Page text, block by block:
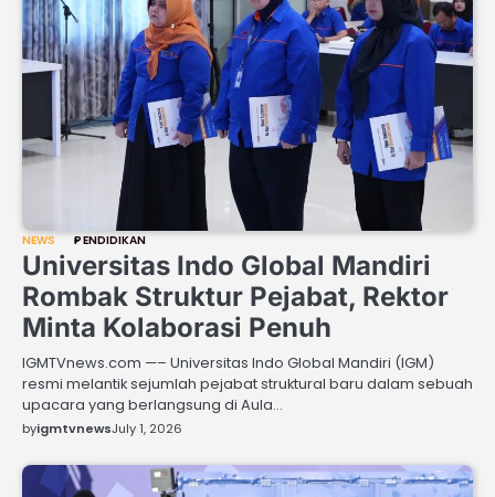
NEWS PENDIDIKAN
Universitas Indo Global Mandiri
Rombak Struktur Pejabat, Rektor
Minta Kolaborasi Penuh
IGMTVnews.com —– Universitas Indo Global Mandiri (IGM)
resmi melantik sejumlah pejabat struktural baru dalam sebuah
upacara yang berlangsung di Aula…
byigmtvnewsJuly 1, 2026